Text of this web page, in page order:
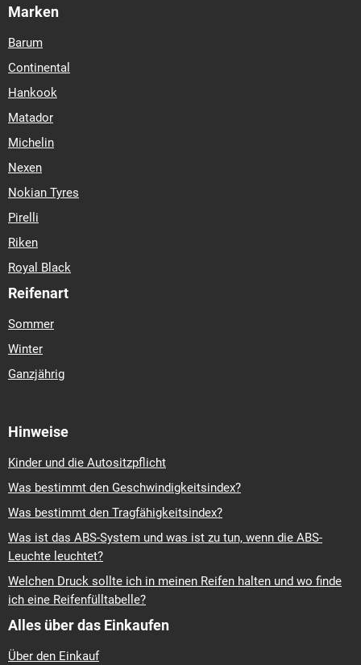
Marken
Barum
Continental
Hankook
Matador
Michelin
Nexen
Nokian Tyres
Pirelli
Riken
Royal Black
Reifenart
Sommer
Winter
Ganzjährig
Hinweise
Kinder und die Autositzpflicht
Was bestimmt den Geschwindigkeitsindex?
Was bestimmt den Tragfähigkeitsindex?
Was ist das ABS-System und was ist zu tun, wenn die ABS-
Leuchte leuchtet?
Welchen Druck sollte ich in meinen Reifen halten und wo finde
ich eine Reifenfülltabelle?
Alles über das Einkaufen
Über den Einkauf